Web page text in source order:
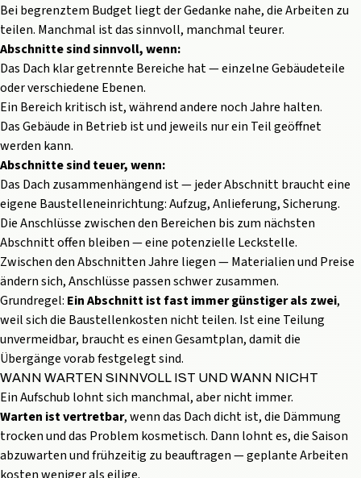
Bei begrenztem Budget liegt der Gedanke nahe, die Arbeiten zu
teilen. Manchmal ist das sinnvoll, manchmal teurer.
Abschnitte sind sinnvoll, wenn:
Das Dach klar getrennte Bereiche hat — einzelne Gebäudeteile
oder verschiedene Ebenen.
Ein Bereich kritisch ist, während andere noch Jahre halten.
Das Gebäude in Betrieb ist und jeweils nur ein Teil geöffnet
werden kann.
Abschnitte sind teuer, wenn:
Das Dach zusammenhängend ist — jeder Abschnitt braucht eine
eigene Baustelleneinrichtung: Aufzug, Anlieferung, Sicherung.
Die Anschlüsse zwischen den Bereichen bis zum nächsten
Abschnitt offen bleiben — eine potenzielle Leckstelle.
Zwischen den Abschnitten Jahre liegen — Materialien und Preise
ändern sich, Anschlüsse passen schwer zusammen.
Grundregel: Ein Abschnitt ist fast immer günstiger als zwei,
weil sich die Baustellenkosten nicht teilen. Ist eine Teilung
unvermeidbar, braucht es einen Gesamtplan, damit die
Übergänge vorab festgelegt sind.
WANN WARTEN SINNVOLL IST UND WANN NICHT
Ein Aufschub lohnt sich manchmal, aber nicht immer.
Warten ist vertretbar, wenn das Dach dicht ist, die Dämmung
trocken und das Problem kosmetisch. Dann lohnt es, die Saison
abzuwarten und frühzeitig zu beauftragen — geplante Arbeiten